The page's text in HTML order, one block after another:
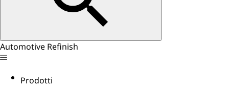
Automotive Refinish
Prodotti